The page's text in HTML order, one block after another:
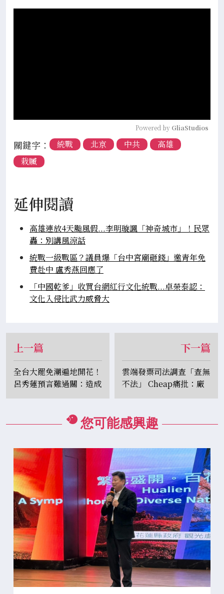
Powered by GliaStudios
關鍵字： 統戰 北京 中共
高雄
栽贓
延伸閱讀
高雄連放4天颱風假...李明璇諷「神奇城市」！民眾
轟：別講風涼話
統戰一級戰區？議員爆「台中宮廟砸錢」邀青年免
費赴中 盧秀燕回應了
「中國乾爹」收買台網紅行文化統戰...卓榮泰認：
文化入侵比武力威脅大
上一篇
全台大罷免潮遍地開花！
呂秀蓮預言難過關：造成
社會撕裂也勞民傷財
下一篇
雲端發票司法調查「查無
不法」 Cheap痛批：廠
商會吃飽太閒寫權重程
您可能感興趣